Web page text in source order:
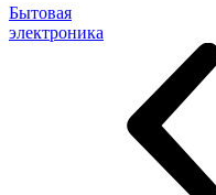
Бытовая
электроника